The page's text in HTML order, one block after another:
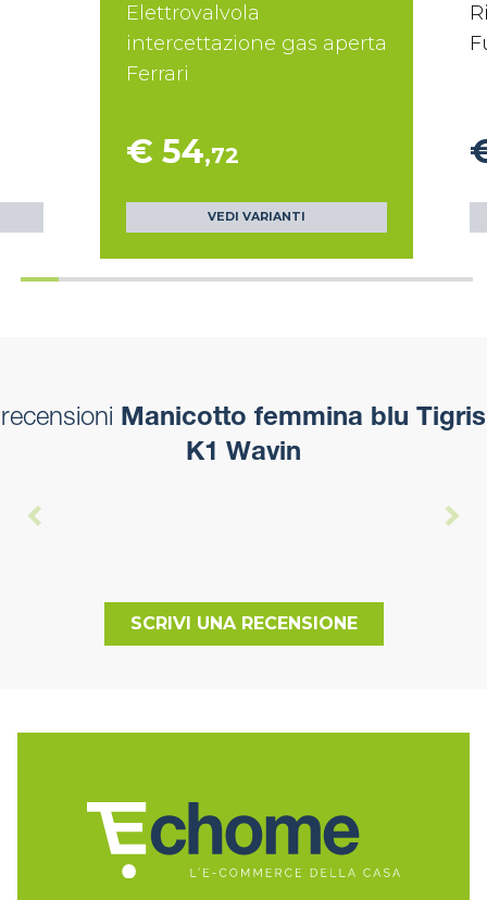
Elettrovalvola
intercettazione gas aperta
Ferrari
€ 54,72
VEDI VARIANTI
recensioni Manicotto femmina blu Tigris
K1 Wavin
SCRIVI UNA RECENSIONE